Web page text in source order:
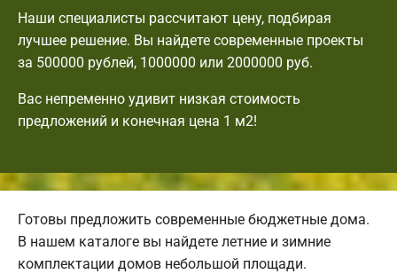
Наши специалисты рассчитают цену, подбирая
лучшее решение. Вы найдете современные проекты
за 500000 рублей, 1000000 или 2000000 руб.
Вас непременно удивит низкая стоимость
предложений и конечная цена 1 м2!
Готовы предложить современные бюджетные дома.
В нашем каталоге вы найдете летние и зимние
комплектации домов небольшой площади.